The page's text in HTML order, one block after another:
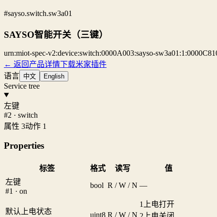
#sayso.switch.sw3a01
SAYSO智能开关（三键）
urn:miot-spec-v2:device:switch:0000A003:sayso-
← 返回产品详情下载米家插件
语言 中文 English
Service tree
左键
#2 · switch
属性 3动作 1
Properties
标签 格式 读写
值
左键
#1 · on
bool R / W / N —
默认上电状态
uint8 R / W / N
1
上电打开